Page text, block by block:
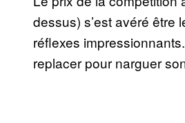
dessus) s’est avéré être
réflexes
replacer pour narguer